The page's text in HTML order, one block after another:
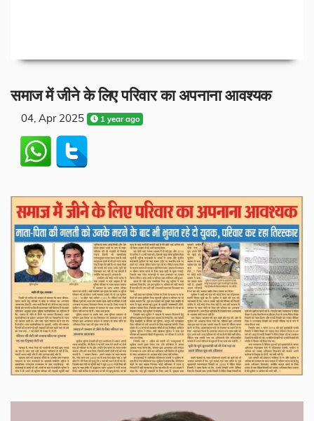
समाज में जीने के लिए परिवार का अपनाना आवश्यक
04, Apr 2025 1 year ago